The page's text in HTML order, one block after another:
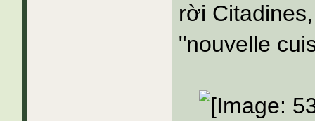
rời
"nouvelle